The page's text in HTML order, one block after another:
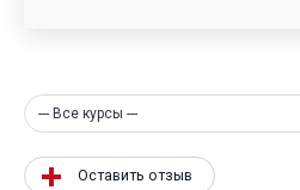
--- Все курсы ---
Оставить отзыв